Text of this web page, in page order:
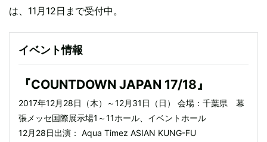
は、11月12日まで受付中。
イベント情報
『COUNTDOWN JAPAN 17/18』
2017年12月28日（木）～12月31日（日） 会場：千葉県 幕
張メッセ国際展示場1～11ホール、イベントホール
12月28日出演： Aqua Timez ASIAN KUNG-FU